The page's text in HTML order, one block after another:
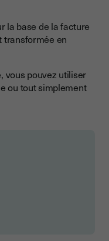
la base de la facture
transformée en
vous pouvez utiliser
ou tout simplement